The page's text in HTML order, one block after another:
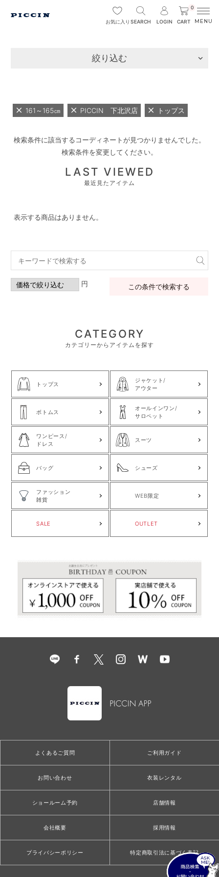
お気に入り SEARCH LOGIN
0
CART
絞り込む
161～165㎝ PICCIN 下北沢店 トップス
検索条件に該当するコーディネートが見つかりませんでした。
検索条件を変更してください。
LAST VIEWED
最近見たアイテム
表示する商品はありません。
円 この条件で検索する
CATEGORY
カテゴリーからアイテムを探す
トップス
ジャケット/
アウター
ボトムス
オールインワン/
サロペット
ワンピース/
ドレス
スーツ
バッグ シューズ
ファッション
雑貨
WEB限定
SALE OUTLET
よくあるご質問 ご利用ガイド
お問い合わせ 衣装レンタル
ショールーム予約 店舗情報
会社概要 採用情報
プライバシーポリシー 特定商取引法に基づく表記